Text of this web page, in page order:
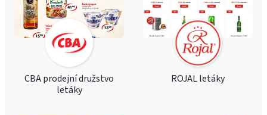
CBA prodejní družstvo
letáky
ROJAL letáky